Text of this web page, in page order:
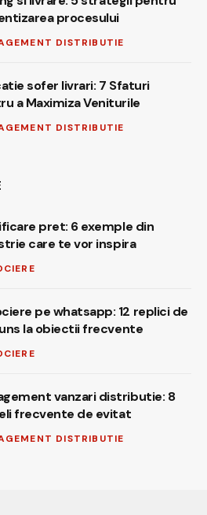
procesului
DISTRIBUTIE
sofer livrari: 7 Sfaturi
a Maximiza Veniturile
DISTRIBUTIE
pret: 6 exemple din
care te vor inspira
pe whatsapp: 12 replici de
la obiectii frecvente
vanzari distributie: 8
frecvente de evitat
DISTRIBUTIE